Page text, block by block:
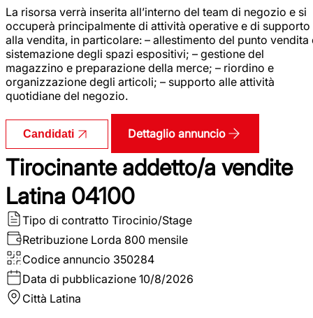
La risorsa verrà inserita all’interno del team di negozio e si
occuperà principalmente di attività operative e di supporto
alla vendita, in particolare: – allestimento del punto vendita
sistemazione degli spazi espositivi; – gestione del
magazzino e preparazione della merce; – riordino e
organizzazione degli articoli; – supporto alle attività
quotidiane del negozio.
Candidati Dettaglio annuncio
Tirocinante addetto/a vendite
Latina 04100
Tipo di contratto Tirocinio/Stage
Retribuzione Lorda 800 mensile
Codice annuncio 350284
Data di pubblicazione 10/8/2026
Città Latina